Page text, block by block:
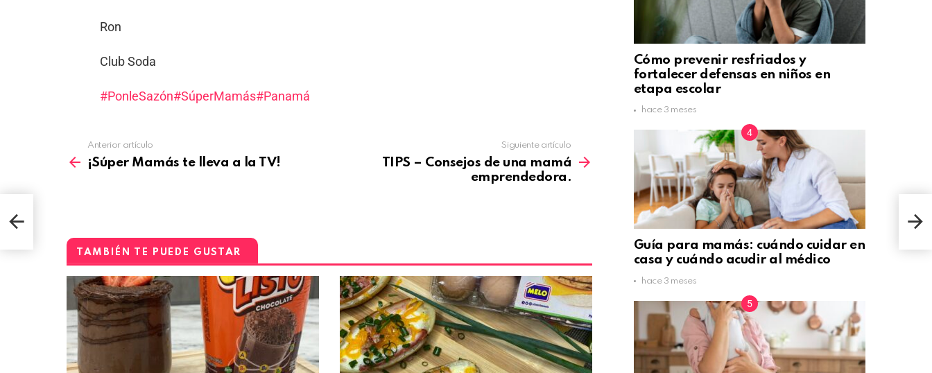
Ron
Club Soda
#PonleSazón#SúperMamás#Panamá
Anterior artículo
¡Súper Mamás te lleva a la TV!
Siguiente artículo
TIPS – Consejos de una mamá
emprendedora.
TAMBIÉN TE PUEDE GUSTAR
Cómo prevenir resfriados y
fortalecer defensas en niños en
etapa escolar
hace 3 meses
Guía para mamás: cuándo cuidar en
casa y cuándo acudir al médico
hace 3 meses